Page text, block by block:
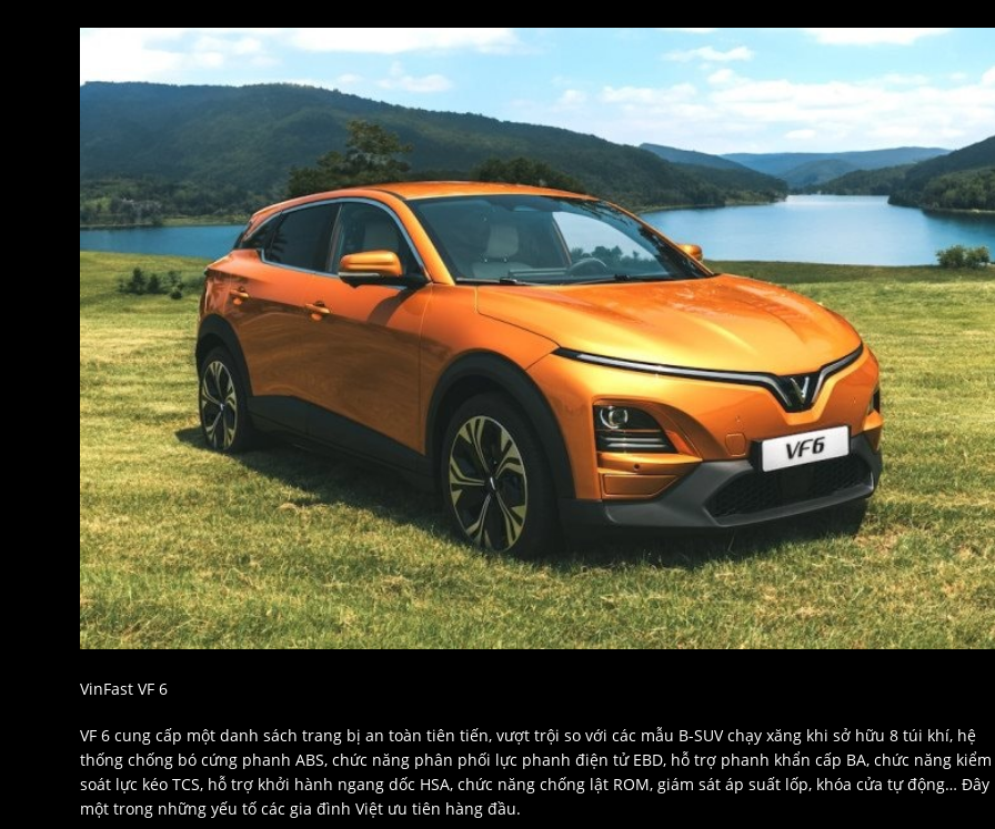
VinFast VF 6
VF 6 cung cấp một danh sách trang bị an toàn tiên tiến, vượt trội so với các mẫu B-SUV chạy xăng khi sở hữu 8 túi khí, hệ
thống chống bó cứng phanh ABS, chức năng phân phối lực phanh điện tử EBD, hỗ trợ phanh khẩn cấp BA, chức năng kiểm
soát lực kéo TCS, hỗ trợ khởi hành ngang dốc HSA, chức năng chống lật ROM, giám sát áp suất lốp, khóa cửa tự động… Đây
một trong những yếu tố các gia đình Việt ưu tiên hàng đầu.